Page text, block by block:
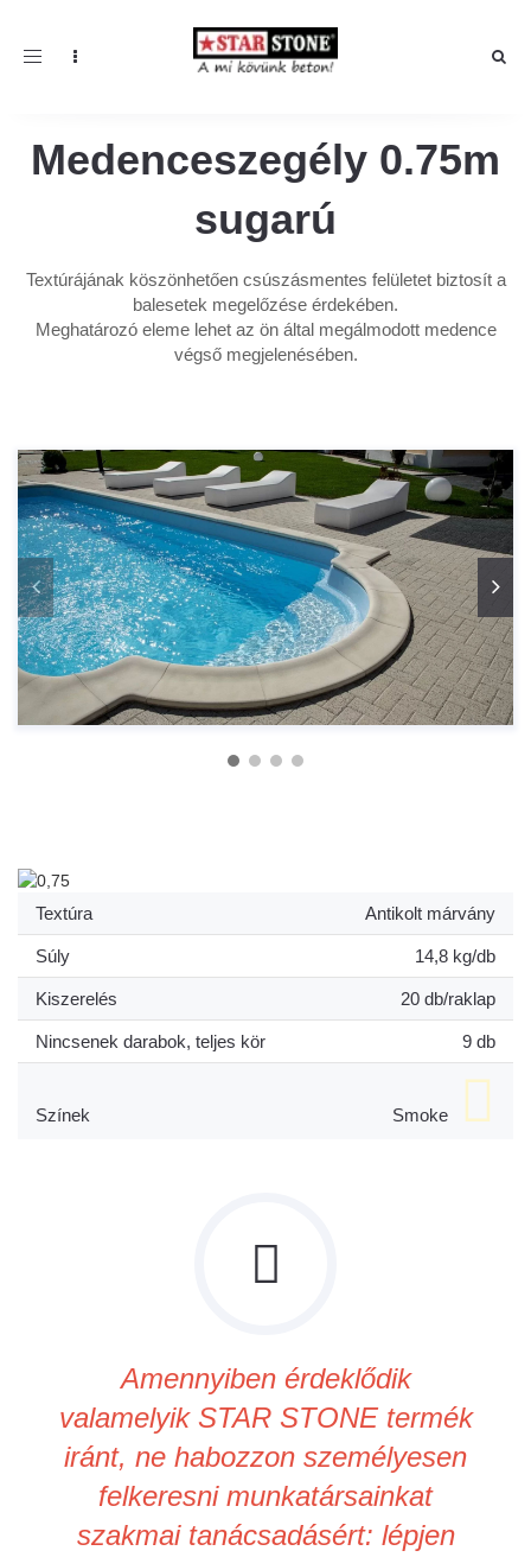
Toggle navigation
Medenceszegély 0.75m
sugarú
Textúrájának köszönhetően csúszásmentes felületet biztosít a
balesetek megelőzése érdekében.
Meghatározó eleme lehet az ön által megálmodott medence
végső megjelenésében.
Textúra Antikolt márvány
Súly 14,8 kg/db
Kiszerelés 20 db/raklap
Nincsenek darabok, teljes kör 9 db
Színek Smoke
Amennyiben érdeklődik
valamelyik STAR STONE termék
iránt, ne habozzon személyesen
felkeresni munkatársainkat
szakmai tanácsadásért: lépjen